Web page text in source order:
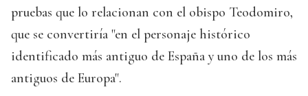
pruebas que lo relacionan con el obispo Teodomiro,
que se convertiría "en el personaje histórico
identificado más antiguo de España y uno de los más
antiguos de Europa".